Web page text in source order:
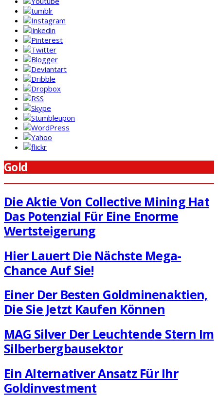
Gold
Die Aktie Von Collective Mining Hat
Das Potenzial Für Eine Enorme
Wertsteigerung
Hier Lauert Die Nächste Mega-
Chance Auf Sie!
Einer Der Besten Goldminenaktien,
Die Sie Jetzt Kaufen Können
MAG Silver Der Leuchtende Stern Im
Silberbergbausektor
Ein Alternativer Ansatz Für Ihr
Goldinvestment